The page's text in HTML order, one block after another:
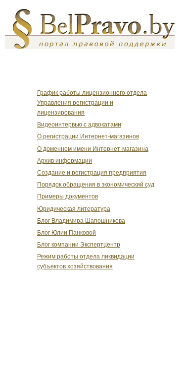
График работы лицензионного отдела
Управления регистрации и
лицензирования
Видеоинтервью с адвокатами
О регистрации Интернет-магазинов
О доменном имени Интернет-магазина
Архив информации
Создание и регистрация предприятия
Порядок обращения в экономический суд
Примеры документов
Юридическая литература
Блог Владимира Шапошникова
Блог Юлии Панковой
Блог компании Экспертцентр
Режим работы отдела ликвидации
субъектов хозяйствования